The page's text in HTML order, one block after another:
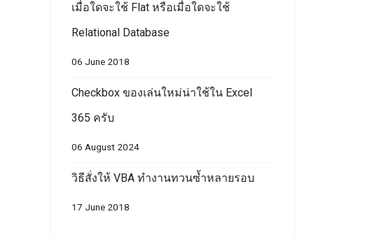
เมื่อใดจะใช้ Flat หรือเมื่อใดจะใช้
Relational Database
06 June 2018
Checkbox ของเล่นใหม่น่าใช้ใน Excel
365 ครับ
06 August 2024
วิธีสั่งให้ VBA ทำงานทวนซ้ำหลายรอบ
17 June 2018